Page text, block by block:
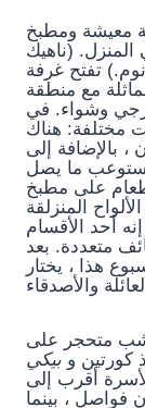
معيشة ومطبخ
(ناهيك
تفتح غرفة
مع منطقة
وشواء. في
مختلفة: هناك
بالإضافة إلى
ما يصل
على مطبخ
المنزلقة
أحد الأقسام
متعددة. بعد
هذا ، يختار
خشب متحجر على
كورتين و بيكي
أقرب إلى
فواصل ، بينما